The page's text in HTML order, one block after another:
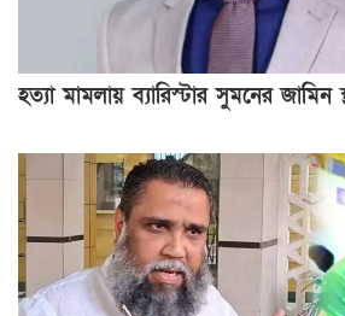
হত্যা মামলায় ব্যারিস্টার সুমনের জামিন